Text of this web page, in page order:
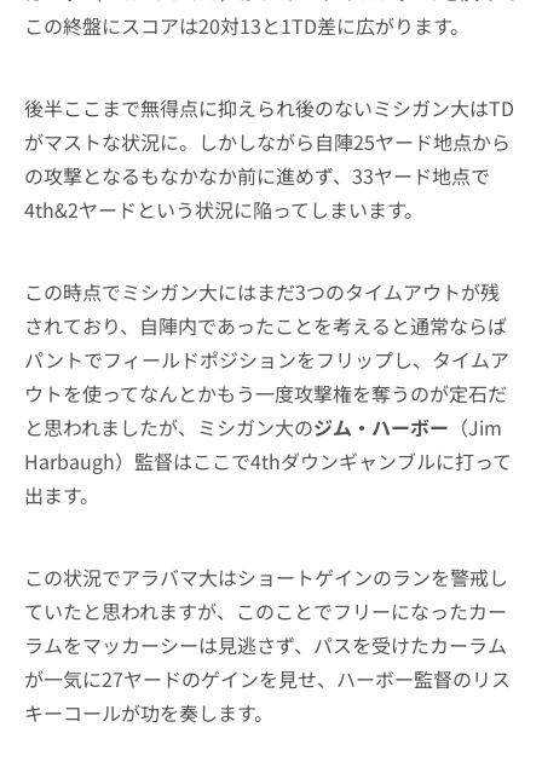
この終盤にスコアは20対13と1TD差に広がります。
後半ここまで無得点に抑えられ後のないミシガン大はTD
がマストな状況に。しかしながら自陣25ヤード地点から
の攻撃となるもなかなか前に進めず、33ヤード地点で
4th&2ヤードという状況に陥ってしまいます。
この時点でミシガン大にはまだ3つのタイムアウトが残
されており、自陣内であったことを考えると通常ならば
パントでフィールドポジションをフリップし、タイムア
ウトを使ってなんとかもう一度攻撃権を奪うのが定石だ
と思われましたが、ミシガン大のジム・ハーボー （Jim
Harbaugh）監督はここで4thダウンギャンブルに打って
出ます。
この状況でアラバマ大はショートゲインのランを警戒し
ていたと思われますが、このことでフリーになったカー
ラムをマッカーシーは見逃さず、パスを受けたカーラム
が一気に27ヤードのゲインを見せ、ハーボー監督のリス
キーコールが功を奏します。